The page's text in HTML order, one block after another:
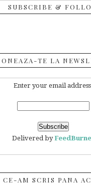
SUBSCRIBE &
TE LA
Enter your email
Delivered by
CE-AM SCRIS PANA